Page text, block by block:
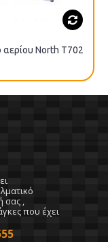
North T702
σας ,
που έχει